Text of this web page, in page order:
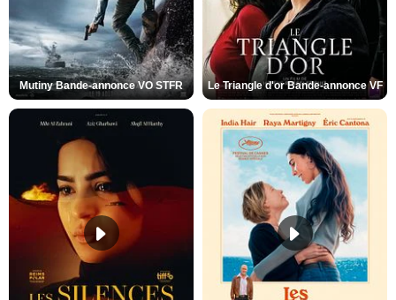
Mutiny Bande-annonce VO STFR Le Triangle d'or Bande-annonce VF